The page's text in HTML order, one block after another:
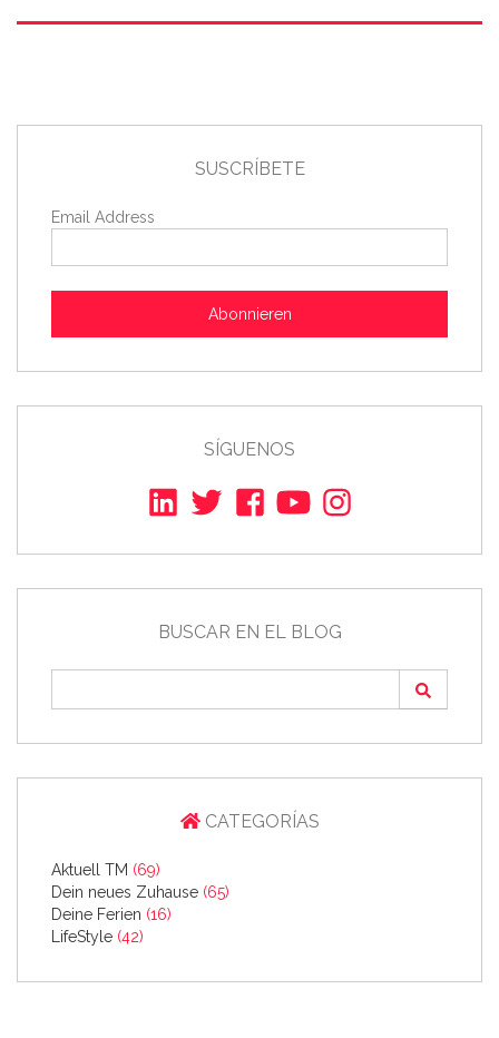
SUSCRÍBETE
Email Address
Abonnieren
SÍGUENOS
BUSCAR EN EL BLOG
CATEGORÍAS
Aktuell TM (69)
Dein neues Zuhause (65)
Deine Ferien (16)
LifeStyle (42)